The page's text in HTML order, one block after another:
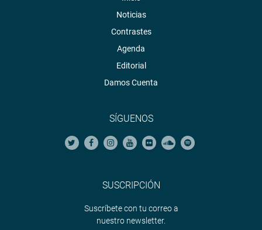
Noticias
Contrastes
Agenda
Editorial
Damos Cuenta
SÍGUENOS
SUSCRIPCIÓN
Suscríbete con tu correo a
nuestro newsletter.